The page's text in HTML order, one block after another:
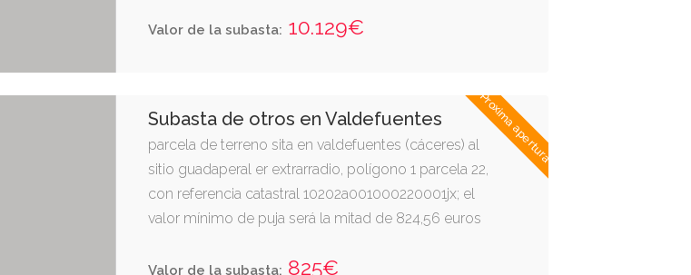
Valor de la subasta: 10.129€
Proxima apertura
Subasta de otros en Valdefuentes
parcela de terreno sita en valdefuentes (cáceres) al
sitio guadaperal er extrarradio, polígono 1 parcela 22,
con referencia catastral 10202a001000220001jx; el
valor mínimo de puja será la mitad de 824,56 euros
Valor de la subasta: 825€